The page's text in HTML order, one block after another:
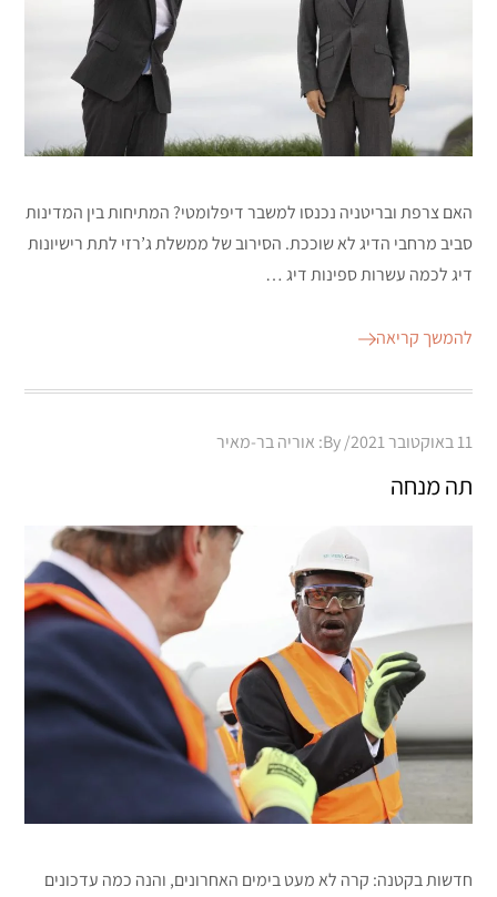
האם צרפת ובריטניה נכנסו למשבר דיפלומטי? המתיחות בין המדינות
סביב מרחבי הדיג לא שוככת. הסירוב של ממשלת ג’רזי לתת רישיונות
דיג לכמה עשרות ספינות דיג …
להמשך קריאה
Posted
11 באוקטובר 2021 By: אוריה בר-מאיר
תה מנחה
חדשות בקטנה: קרה לא מעט בימים האחרונים, והנה כמה עדכונים